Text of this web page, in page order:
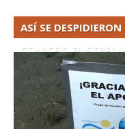
ASÍ SE
CONICET. EL